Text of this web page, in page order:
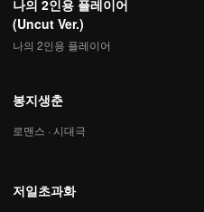
나의 2인용 플레이어
(Uncut Ver.)
나의 2인용 플레이어
봉지생춘
로맨스 · 시대극
저일초과화